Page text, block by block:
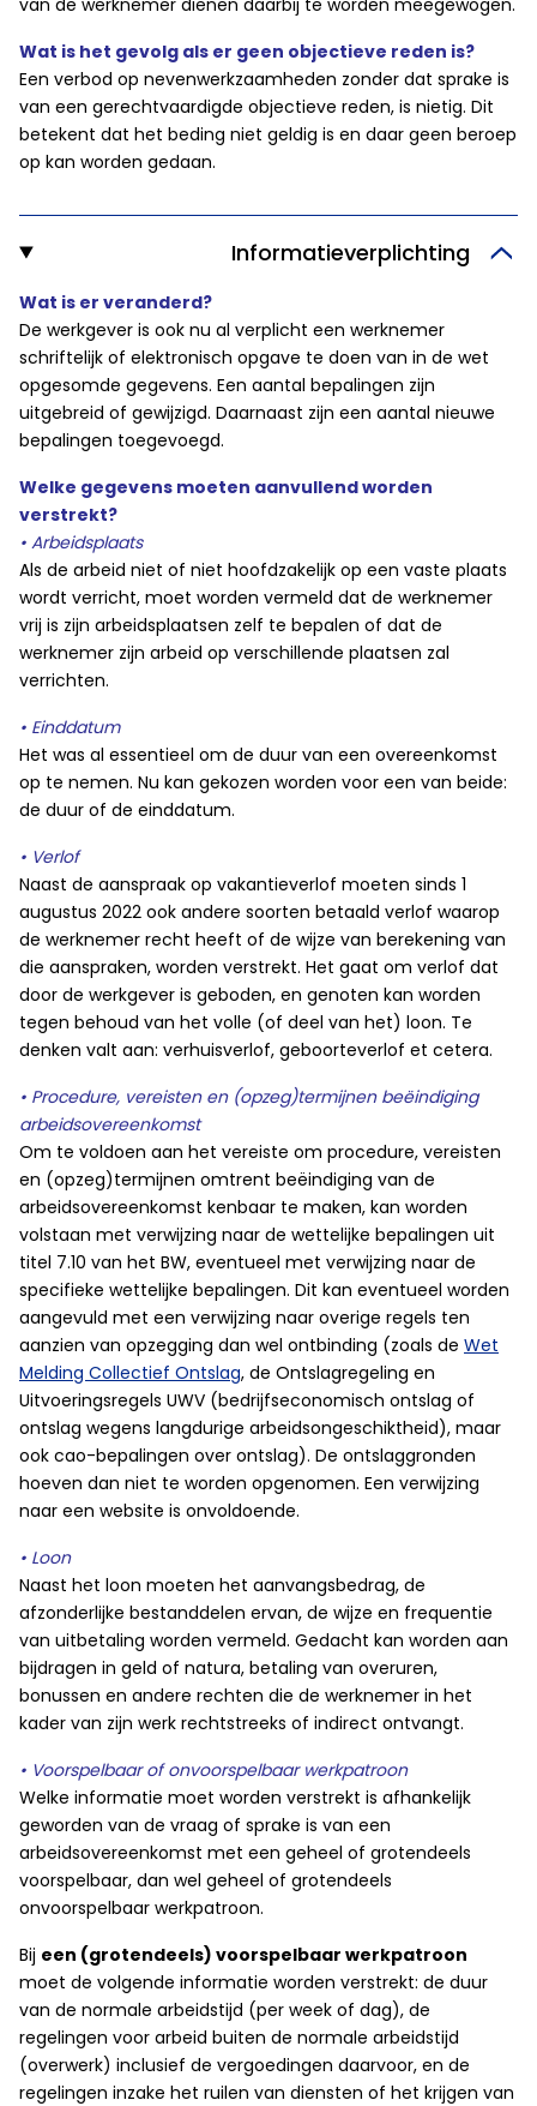
van de werknemer dienen daarbij te worden meegewogen.
Wat is het gevolg als er geen objectieve reden is?
Een verbod op nevenwerkzaamheden zonder dat sprake is
van een gerechtvaardigde objectieve reden, is nietig. Dit
betekent dat het beding niet geldig is en daar geen beroep
op kan worden gedaan.
Informatieverplichting
Wat is er veranderd?
De werkgever is ook nu al verplicht een werknemer
schriftelijk of elektronisch opgave te doen van in de wet
opgesomde gegevens. Een aantal bepalingen zijn
uitgebreid of gewijzigd. Daarnaast zijn een aantal nieuwe
bepalingen toegevoegd.
Welke gegevens moeten aanvullend worden
verstrekt?
• Arbeidsplaats
Als de arbeid niet of niet hoofdzakelijk op een vaste plaats
wordt verricht, moet worden vermeld dat de werknemer
vrij is zijn arbeidsplaatsen zelf te bepalen of dat de
werknemer zijn arbeid op verschillende plaatsen zal
verrichten.
• Einddatum
Het was al essentieel om de duur van een overeenkomst
op te nemen. Nu kan gekozen worden voor een van beide:
de duur of de einddatum.
• Verlof
Naast de aanspraak op vakantieverlof moeten sinds 1
augustus 2022 ook andere soorten betaald verlof waarop
de werknemer recht heeft of de wijze van berekening van
die aanspraken, worden verstrekt. Het gaat om verlof dat
door de werkgever is geboden, en genoten kan worden
tegen behoud van het volle (of deel van het) loon. Te
denken valt aan: verhuisverlof, geboorteverlof et cetera.
• Procedure, vereisten en (opzeg)termijnen beëindiging
arbeidsovereenkomst
Om te voldoen aan het vereiste om procedure, vereisten
en (opzeg)termijnen omtrent beëindiging van de
arbeidsovereenkomst kenbaar te maken, kan worden
volstaan met verwijzing naar de wettelijke bepalingen uit
titel 7.10 van het BW, eventueel met verwijzing naar de
specifieke wettelijke bepalingen. Dit kan eventueel worden
aangevuld met een verwijzing naar overige regels ten
aanzien van opzegging dan wel ontbinding (zoals de Wet
Melding Collectief Ontslag, de Ontslagregeling en
Uitvoeringsregels UWV (bedrijfseconomisch ontslag of
ontslag wegens langdurige arbeidsongeschiktheid), maar
ook cao-bepalingen over ontslag). De ontslaggronden
hoeven dan niet te worden opgenomen. Een verwijzing
naar een website is onvoldoende.
• Loon
Naast het loon moeten het aanvangsbedrag, de
afzonderlijke bestanddelen ervan, de wijze en frequentie
van uitbetaling worden vermeld. Gedacht kan worden aan
bijdragen in geld of natura, betaling van overuren,
bonussen en andere rechten die de werknemer in het
kader van zijn werk rechtstreeks of indirect ontvangt.
• Voorspelbaar of onvoorspelbaar werkpatroon
Welke informatie moet worden verstrekt is afhankelijk
geworden van de vraag of sprake is van een
arbeidsovereenkomst met een geheel of grotendeels
voorspelbaar, dan wel geheel of grotendeels
onvoorspelbaar werkpatroon.
Bij een (grotendeels) voorspelbaar werkpatroon
moet de volgende informatie worden verstrekt: de duur
van de normale arbeidstijd (per week of dag), de
regelingen voor arbeid buiten de normale arbeidstijd
(overwerk) inclusief de vergoedingen daarvoor, en de
regelingen inzake het ruilen van diensten of het krijgen van